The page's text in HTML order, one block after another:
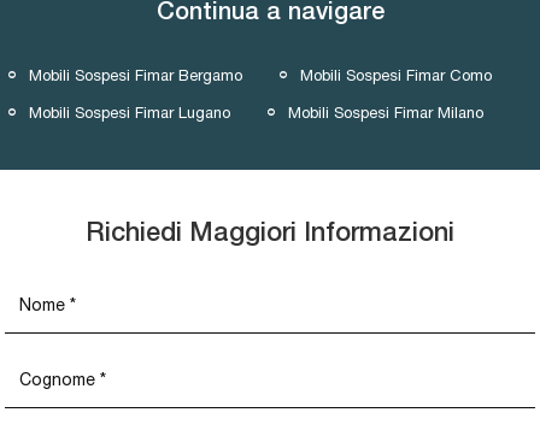
Continua a navigare
Mobili Sospesi Fimar Bergamo Mobili Sospesi Fimar Como
Mobili Sospesi Fimar Lugano Mobili Sospesi Fimar Milano
Richiedi Maggiori Informazioni